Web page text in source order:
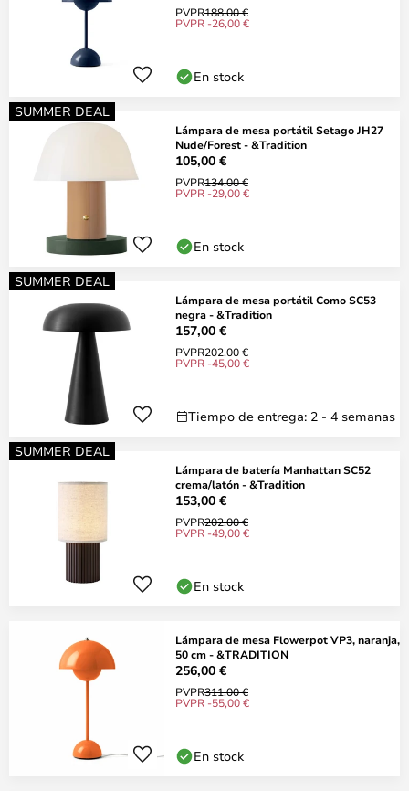
PVPR188,00 €
PVPR -26,00 €
En stock
SUMMER DEAL
Lámpara de mesa portátil Setago JH27
Nude/Forest - &Tradition
105,00 €
PVPR134,00 €
PVPR -29,00 €
En stock
SUMMER DEAL
Lámpara de mesa portátil Como SC53
negra - &Tradition
157,00 €
PVPR202,00 €
PVPR -45,00 €
Tiempo de entrega: 2 - 4 semanas
SUMMER DEAL
Lámpara de batería Manhattan SC52
crema/latón - &Tradition
153,00 €
PVPR202,00 €
PVPR -49,00 €
En stock
Lámpara de mesa Flowerpot VP3, naranja,
50 cm - &TRADITION
256,00 €
PVPR311,00 €
PVPR -55,00 €
En stock